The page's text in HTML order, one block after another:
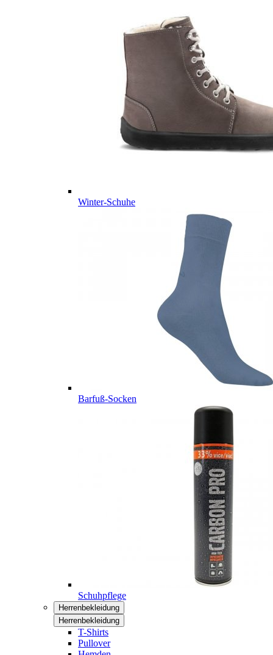
Winter-Schuhe
Barfuß-Socken
Schuhpflege
Herrenbekleidung
Herrenbekleidung
T-Shirts
Pullover